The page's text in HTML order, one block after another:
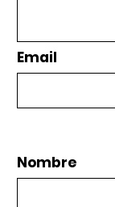
Email
Nombre